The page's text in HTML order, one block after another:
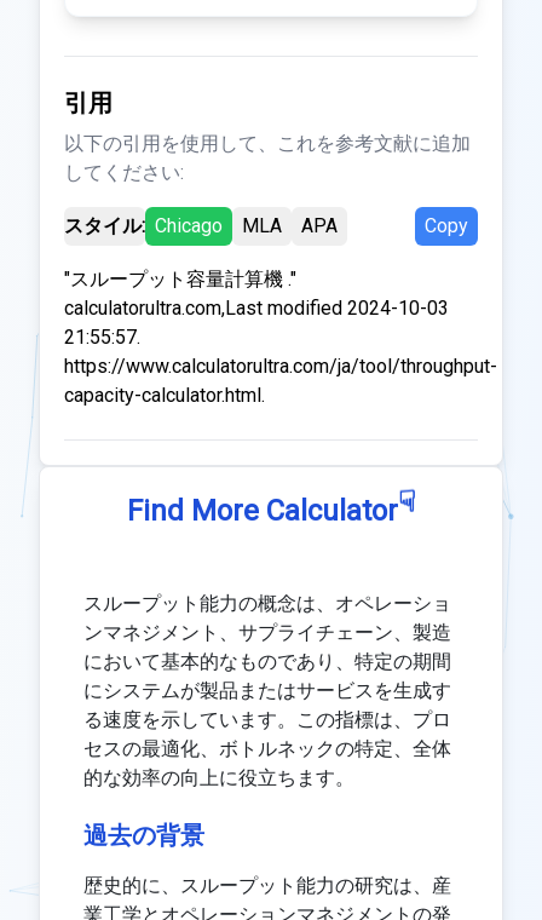
引用
以下の引用を使用して、これを参考文献に追加
してください:
スタイル: Chicago MLA APA Copy
"スループット容量計算機 ."
calculatorultra.com,Last modified 2024-10-03
21:55:57.
https://www.calculatorultra.com/ja/tool/throughput-
capacity-calculator.html.
Find More Calculator☟
スループット能力の概念は、オペレーショ
ンマネジメント、サプライチェーン、製造
において基本的なものであり、特定の期間
にシステムが製品またはサービスを生成す
る速度を示しています。この指標は、プロ
セスの最適化、ボトルネックの特定、全体
的な効率の向上に役立ちます。
過去の背景
歴史的に、スループット能力の研究は、産
業工学とオペレーションマネジメントの発